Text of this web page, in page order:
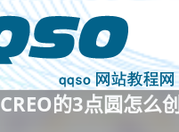
CREO的3点圆怎么